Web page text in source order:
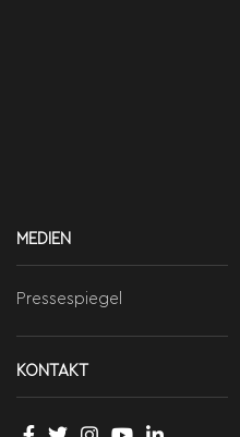
MEDIEN
Pressespiegel
KONTAKT